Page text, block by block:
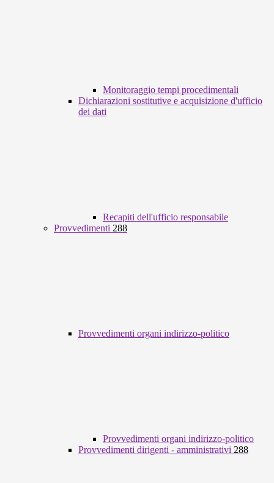
Monitoraggio tempi procedimentali
Dichiarazioni sostitutive e acquisizione d'ufficio
dei dati
Recapiti dell'ufficio responsabile
Provvedimenti 288
Provvedimenti organi indirizzo-politico
Provvedimenti organi indirizzo-politico
Provvedimenti dirigenti - amministrativi 288